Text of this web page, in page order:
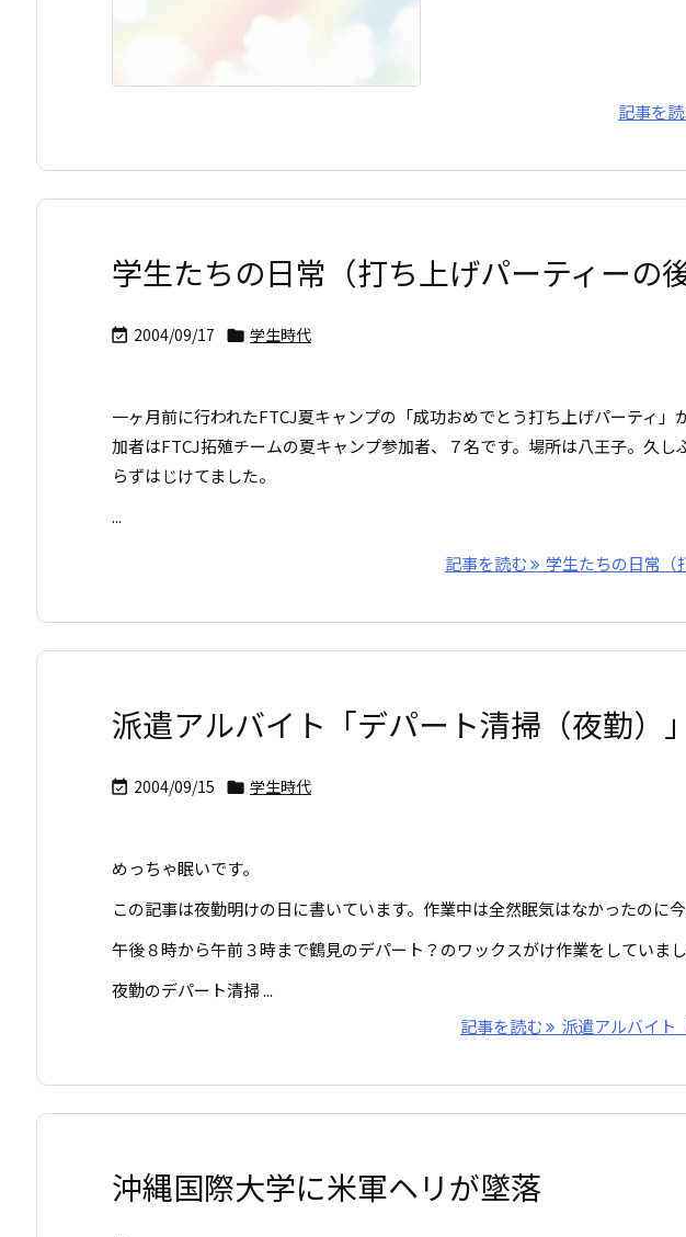
記事を
学生たちの日常（打ち上げパーティーの後
 2004/09/17  学生時代
一ヶ月前に行われたFTCJ夏キャンプの「成功おめでとう打ち上げパーティ」
加者はFTCJ拓殖チームの夏キャンプ参加者、７名です。場所は八王子。久し
らずはじけてました。
...
記事を読む 学生たちの日常（
派遣アルバイト「デパート清掃（夜勤）
 2004/09/15  学生時代
めっちゃ眠いです。
この記事は夜勤明けの日に書いています。作業中は全然眠気はなかったのに今
午後８時から午前３時まで鶴見のデパート？のワックスがけ作業をしていまし
夜勤のデパート清掃 ...
記事を読む
派遣アルバイト
沖縄国際大学に米軍ヘリが墜落